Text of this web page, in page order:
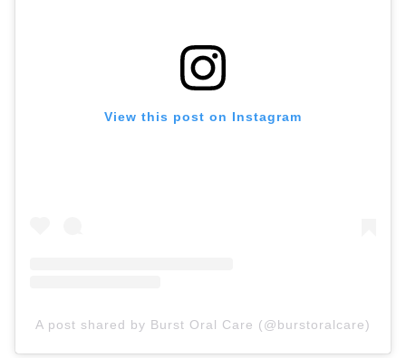
View this post on Instagram
A post shared by Burst Oral Care (@burstoralcare)